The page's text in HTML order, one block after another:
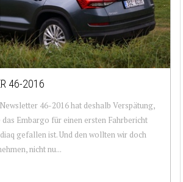
46-2016
46-2016 hat deshalb Verspätung,
Embargo für einen ersten Fahrbericht
gefallen ist. Und den wollten wir doch
nicht nu...